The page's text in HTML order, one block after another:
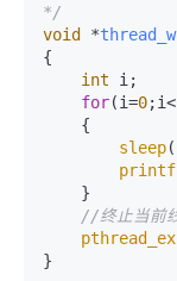
*/
void
*
{
int i;
for(i=0;i<
sleep(
printf
//终止当前
}